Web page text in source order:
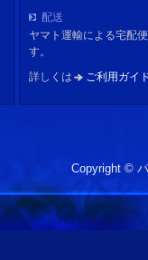
配送
ヤマト運輸による宅配
す。
詳しくは
ご利用ガイ
Copyright ©